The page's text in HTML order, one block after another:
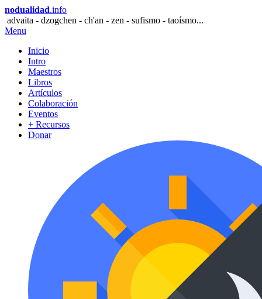
nodualidad.info
advaita - dzogchen - ch'an - zen - sufismo - taoísmo...
Menu
Inicio
Intro
Maestros
Libros
Artículos
Colaboración
Eventos
+ Recursos
Donar